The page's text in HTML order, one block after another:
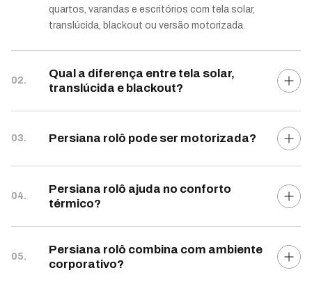
quartos, varandas e escritórios com tela solar,
translúcida, blackout ou versão motorizada.
02.
Qual a diferença entre tela solar,
translúcida e blackout?
03. Persiana rolô pode ser motorizada?
04.
Persiana rolô ajuda no conforto
térmico?
05.
Persiana rolô combina com ambiente
corporativo?